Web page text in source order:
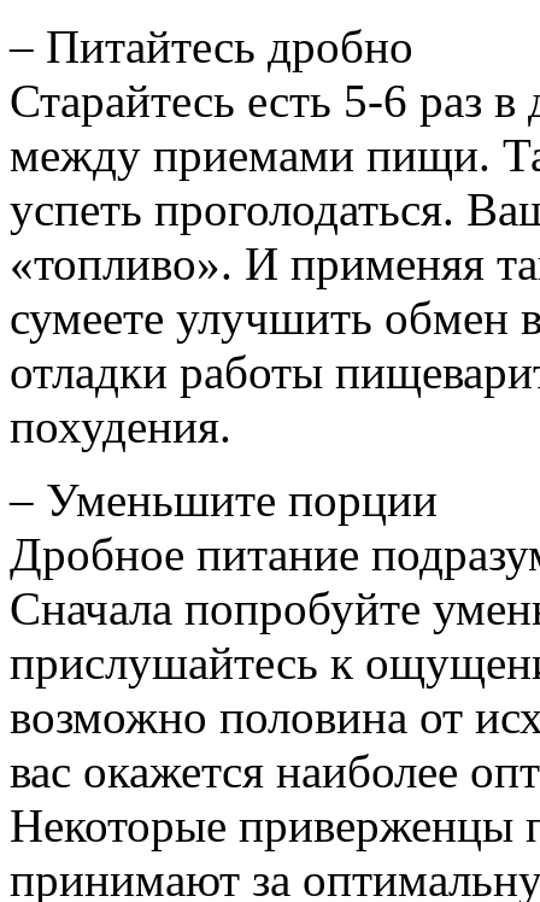
– Питайтесь дробно
Старайтесь есть 5-6 раз
между приемами пищи.
успеть проголодаться.
«топливо». И применяя
сумеете улучшить обмен
отладки работы
похудения.
– Уменьшите порции
Дробное питание
Сначала попробуйте
прислушайтесь к
возможно половина от
вас окажется наиболее
Некоторые приверженцы
принимают за